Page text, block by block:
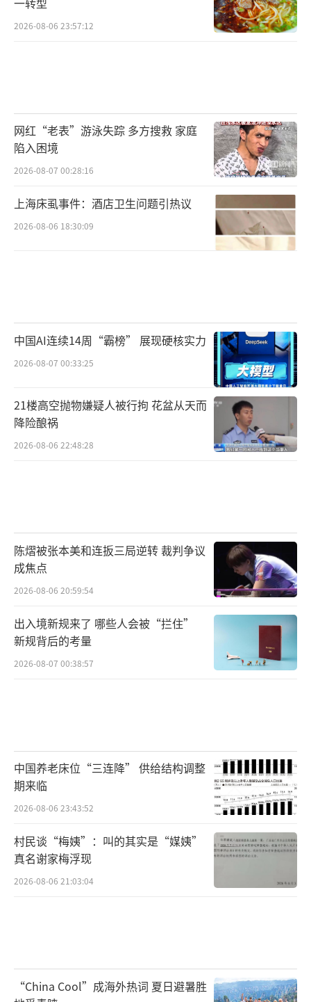
需求端方面，汇丰银行数据显示，工业需
求占白银总消费量的一半以上，2025年这一需
宝需求方面，汇丰预计白银今年的珠宝需求将
从2025年的1.89亿盎司降至1.57亿盎司。
瑞银策略师Wayne Gordon和Dominic Sc
hnider预计，由于价格高企，光伏领域的需求
将减弱；同样较高的价格也抑制了银器和珠宝
的需求。这些渠道将减少约5000万盎司的需
瑞银将全年投资需求预期从4亿盎司以上下
调至3亿盎司，并称这一预期“考虑到今年迄今
的资金流出，仍算慷慨”。夏莹莹认为，白银
的工业属性（光伏、AI算力、5G等需求）与金
融属性并存，其波动率天然高于黄金。高价可
能加速全球光伏“去银化”技术发展，预示白
瑞银预测，2026年第二季度末的白银价格
为每盎司85美元，低于此前预测的100美元。9
月份的目标价也从95美元下调至85美元，年底
目标价从85美元下调至80美元，2027年3月的
预测从85美元下调至75美元。汇丰银行则上调
了其白银价格预测，预计白银价格在2026年的
在上调目标价格的同时，汇丰银行仍保持
谨慎的中期展望，警告称白银供应缺口的缩小
以及工业和珠宝需求的减弱，限制了白银价格
持续上涨的可能性，将2026年和2027年的白银
年终目标价分别设定为每盎司70美元和65美
元。白素娜预计，短期内在地缘不确定性高
朗，宏观逆风弱化，白银仍有望继续呈现震荡
上移的运行态势，支撑主要来自去美元化背景
2026-08-06 23:57:12
网红“老表”游泳失踪 多方搜救 家庭
陷入困境
2026-08-07 00:28:16
上海床虱事件：酒店卫生问题引热议
2026-08-06 18:30:09
中国AI连续14周“霸榜” 展现硬核实力
2026-08-07 00:33:25
21楼高空抛物嫌疑人被行拘 花盆从天而
降险酿祸
2026-08-06 22:48:28
陈熠被张本美和连扳三局逆转 裁判争议
成焦点
2026-08-06 20:59:54
出入境新规来了 哪些人会被“拦住”
新规背后的考量
2026-08-07 00:38:57
中国养老床位“三连降” 供给结构调整
期来临
2026-08-06 23:43:52
村民谈“梅姨”：叫的其实是“媒姨”
真名谢家梅浮现
2026-08-06 21:03:04
“China Cool”成海外热词 夏日避暑胜